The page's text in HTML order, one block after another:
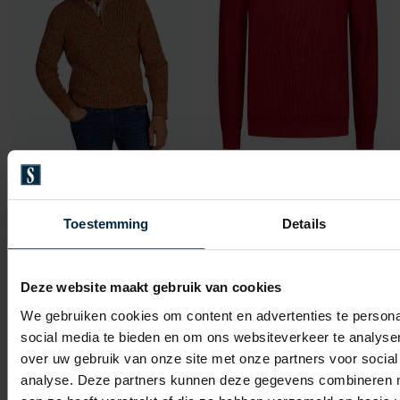
Toestemming Details
Deze website maakt gebruik van cookies
We gebruiken cookies om content en advertenties te
social media te bieden en om ons websiteverkeer te
over uw gebruik van onze site met onze partners voor
analyse. Deze partners kunnen deze gegevens combineren
New Zealand
NZA trui half zip Deacon oranje gemeleerd
€ 129,99 -
Trui rood 26GN491-DEEP RED MELANGE
€ 109,99
Toevoegen aan favorieten